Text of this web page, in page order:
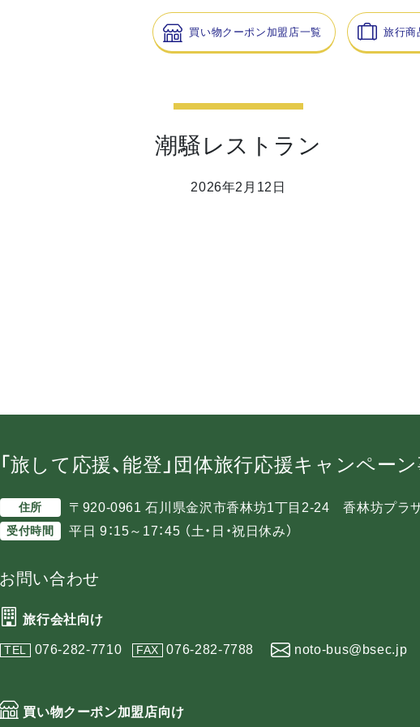
買い物クーポン加盟店一覧 旅行商
潮騒レストラン
2026年2月12日
「旅して応援、能登」団体旅行応援キャンペー
住所 〒920-0961 石川県金沢市香林坊1丁目2-24 香林坊プラ
受付時間 平日 9：15～17：45 （土・日・祝日休み）
お問い合わせ
旅行会社向け
TEL 076-282-7710 FAX 076-282-7788 noto-bus@bsec.jp
買い物クーポン加盟店向け